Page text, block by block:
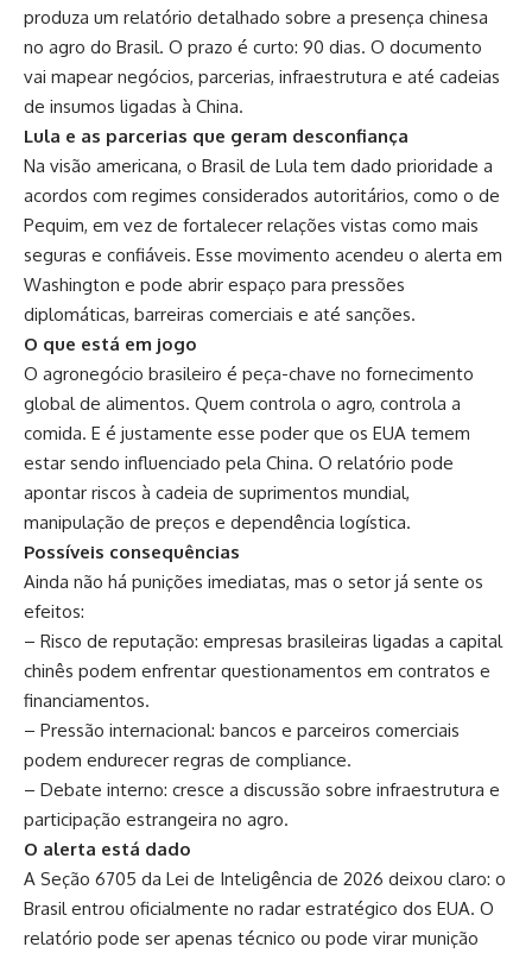
produza um relatório detalhado sobre a presença chinesa
no agro do Brasil. O prazo é curto: 90 dias. O documento
vai mapear negócios, parcerias, infraestrutura e até cadeias
de insumos ligadas à China.
Lula e as parcerias que geram desconfiança
Na visão americana, o Brasil de Lula tem dado prioridade a
acordos com regimes considerados autoritários, como o de
Pequim, em vez de fortalecer relações vistas como mais
seguras e confiáveis. Esse movimento acendeu o alerta em
Washington e pode abrir espaço para pressões
diplomáticas, barreiras comerciais e até sanções.
O que está em jogo
O agronegócio brasileiro é peça-chave no fornecimento
global de alimentos. Quem controla o agro, controla a
comida. E é justamente esse poder que os EUA temem
estar sendo influenciado pela China. O relatório pode
apontar riscos à cadeia de suprimentos mundial,
manipulação de preços e dependência logística.
Possíveis consequências
Ainda não há punições imediatas, mas o setor já sente os
efeitos:
– Risco de reputação: empresas brasileiras ligadas a capital
chinês podem enfrentar questionamentos em contratos e
financiamentos.
– Pressão internacional: bancos e parceiros comerciais
podem endurecer regras de compliance.
– Debate interno: cresce a discussão sobre infraestrutura e
participação estrangeira no agro.
O alerta está dado
A Seção 6705 da Lei de Inteligência de 2026 deixou claro: o
Brasil entrou oficialmente no radar estratégico dos EUA. O
relatório pode ser apenas técnico ou pode virar munição